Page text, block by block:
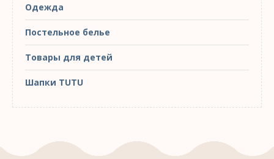
Одежда
Постельное белье
Товары для детей
Шапки TUTU